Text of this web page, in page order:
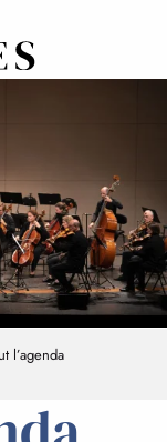
l’agenda